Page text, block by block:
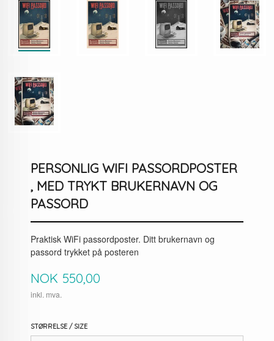
PERSONLIG WIFI PASSORDPOSTER
, MED TRYKT BRUKERNAVN OG
PASSORD
Praktisk WiFi passordposter. Ditt brukernavn og
passord trykket på posteren
Pris
NOK 550,00
inkl. mva.
STØRRELSE / SIZE